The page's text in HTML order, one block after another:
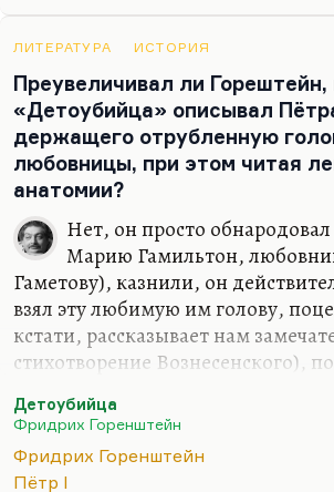
ЛИТЕРАТУРА ИСТОРИЯ
Преувеличивал ли Горештейн,
«Детоубийца» описывал
держащего отрубленную
любовницы, при этом читая
анатомии?
Нет, он просто
Марию Гамильтон,
Гаметову), казнили, он
взял эту любимую им голову,
кстати, рассказывает нам
стихотворение Вознесенского),
артерий, а потом эту голову
поступок, характеризующий
И самое поразительное, что у
Детоубийца
Фридрих Горенштейн
Фридрих Горенштейн
Пётр I